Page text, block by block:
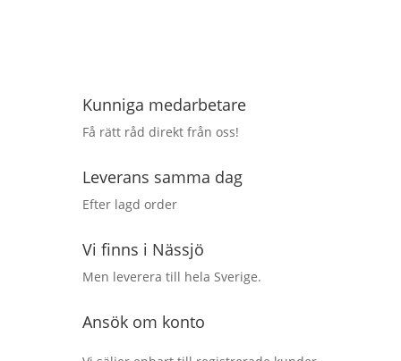
Kunniga medarbetare
Få rätt råd direkt från oss!
Leverans samma dag
Efter lagd order
Vi finns i Nässjö
Men leverera till hela Sverige.
Ansök om konto